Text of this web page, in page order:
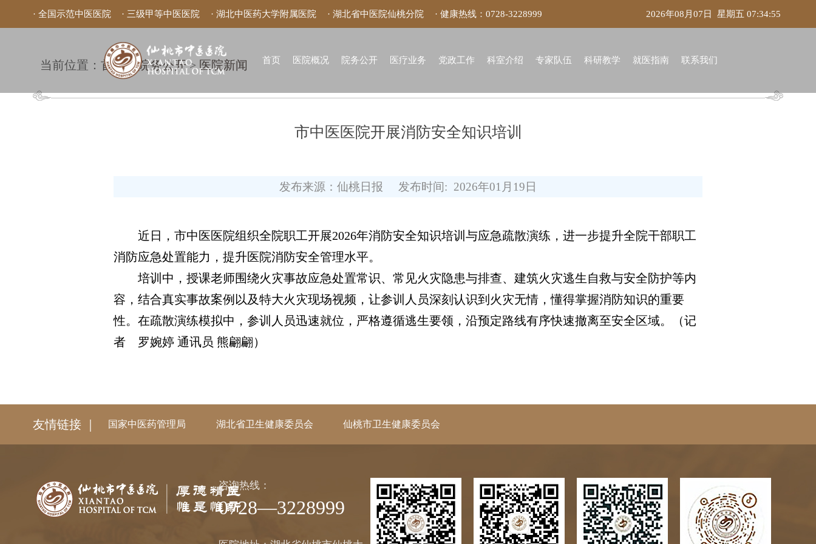
· 全国示范中医医院 · 三级甲等中医医院 · 湖北中医药大学附属医院 · 湖北省中医院仙桃分院 · 健康热线： 0728-3228999 2026年08月07日 星期五 07:34:56
首页 医院概况 院务公开 医疗业务 党政工作 科室介绍 专家队伍 科研教学 就医指南 联系我们
当前位置：首页>院务公开>医院新闻
市中医医院开展消防安全知识培训
发布来源：仙桃日报 发布时间: 2026年01月19日
近日，市中医医院组织全院职工开展2026年消防安全知识培训与应急疏散演练，进一步提升全院干部职工
消防应急处置能力，提升医院消防安全管理水平。
培训中，授课老师围绕火灾事故应急处置常识、常见火灾隐患与排查、建筑火灾逃生自救与安全防护等内
容，结合真实事故案例以及特大火灾现场视频，让参训人员深刻认识到火灾无情，懂得掌握消防知识的重要
性。在疏散演练模拟中，参训人员迅速就位，严格遵循逃生要领，沿预定路线有序快速撤离至安全区域。（记
者 罗婉婷 通讯员 熊翩翩）
友情链接 ｜ 国家中医药管理局 湖北省卫生健康委员会 仙桃市卫生健康委员会
咨询热线：
0728—3228999